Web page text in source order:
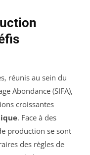
réunis au sein du
Abondance (SIFA),
croissantes
. Face à des
production se sont
des règles de